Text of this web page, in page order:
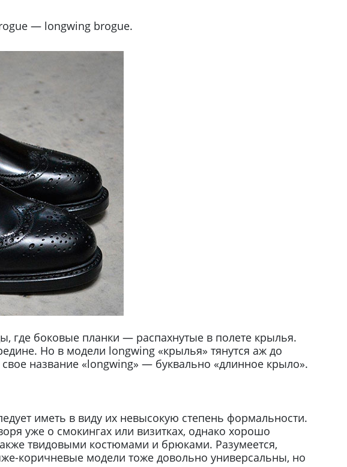
— longwing brogue.
где боковые планки — распахнутые в полете крылья.
Но в модели longwing «крылья» тянутся аж до
название «longwing» — буквально «длинное крыло».
иметь в виду их невысокую степень формальности.
уже о смокингах или визитках, однако хорошо
твидовыми костюмами и брюками. Разумеется,
коричневые модели тоже довольно универсальны, но